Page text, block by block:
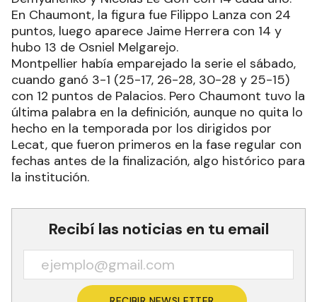
En Chaumont, la figura fue Filippo Lanza con 24
puntos, luego aparece Jaime Herrera con 14 y
hubo 13 de Osniel Melgarejo.
Montpellier había emparejado la serie el sábado,
cuando ganó 3-1 (25-17, 26-28, 30-28 y 25-15)
con 12 puntos de Palacios. Pero Chaumont tuvo la
última palabra en la definición, aunque no quita lo
hecho en la temporada por los dirigidos por
Lecat, que fueron primeros en la fase regular con
fechas antes de la finalización, algo histórico para
la institución.
Recibí las noticias en tu email